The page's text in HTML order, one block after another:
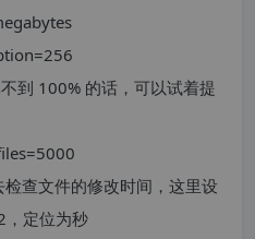
到 100% 的话，可以试着提
查文件的修改时间，这里设
，定位为秒